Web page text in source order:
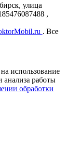
улица
,
. Все
использование
анализа работы
обработки